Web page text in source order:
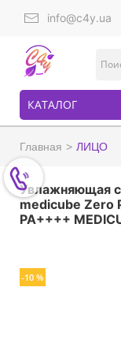
info@c4y.ua
КАТАЛОГ
Главная ЛИЦО
Увлажняющая
medicube Zero
PA++++
-10 %